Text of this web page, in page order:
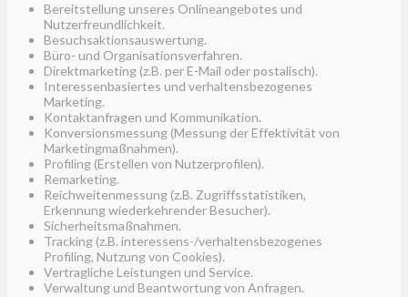
Bereitstellung unseres Onlineangebotes und
Nutzerfreundlichkeit.
Besuchsaktionsauswertung.
Büro- und Organisationsverfahren.
Direktmarketing (z.B. per E-Mail oder postalisch).
Interessenbasiertes und verhaltensbezogenes
Marketing.
Kontaktanfragen und Kommunikation.
Konversionsmessung (Messung der Effektivität von
Marketingmaßnahmen).
Profiling (Erstellen von Nutzerprofilen).
Remarketing.
Reichweitenmessung (z.B. Zugriffsstatistiken,
Erkennung wiederkehrender Besucher).
Sicherheitsmaßnahmen.
Tracking (z.B. interessens-/verhaltensbezogenes
Profiling, Nutzung von Cookies).
Vertragliche Leistungen und Service.
Verwaltung und Beantwortung von Anfragen.